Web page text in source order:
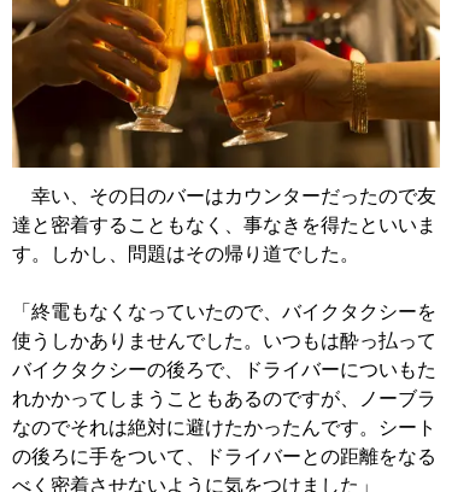
幸い、その日のバーはカウンターだったので友
達と密着することもなく、事なきを得たといいま
す。しかし、問題はその帰り道でした。
「終電もなくなっていたので、バイクタクシーを
使うしかありませんでした。いつもは酔っ払って
バイクタクシーの後ろで、ドライバーについもた
れかかってしまうこともあるのですが、ノーブラ
なのでそれは絶対に避けたかったんです。シート
の後ろに手をついて、ドライバーとの距離をなる
べく密着させないように気をつけました」